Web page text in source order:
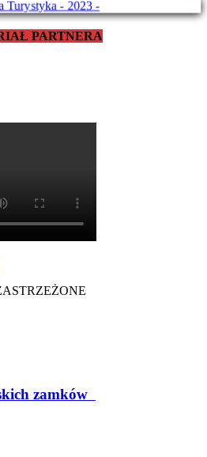
PARTNERA
zamków